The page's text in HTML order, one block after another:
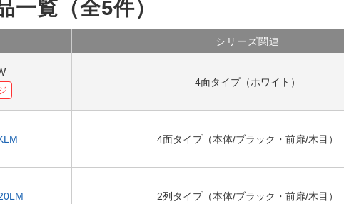
一覧 （全5件）
シリーズ関連
4面タイプ（ホワイト）
4面タイプ（本体/ブラック・前扉/木目）
2列タイプ（本体/ブラック・前扉/木目）